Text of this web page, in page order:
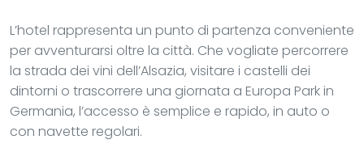
L’hotel rappresenta un punto di partenza conveniente
per avventurarsi oltre la città. Che vogliate percorrere
la strada dei vini dell’Alsazia, visitare i castelli dei
dintorni o trascorrere una giornata a Europa Park in
Germania, l’accesso è semplice e rapido, in auto o
con navette regolari.